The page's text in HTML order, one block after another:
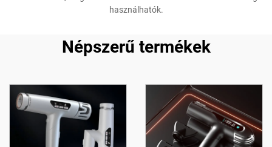
használhatók.
Népszerű termékek